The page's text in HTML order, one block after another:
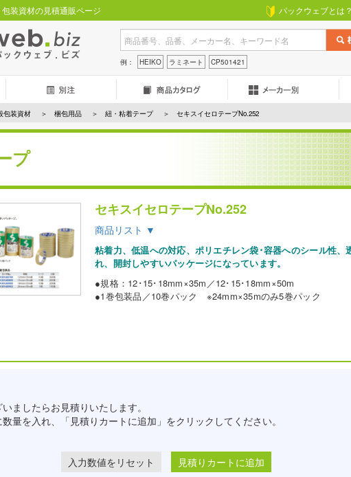
装資材の見積通販ページ パックウェブとは
例： HEIKO ラミネート CP501421
包装資材 梱包用品 紐・粘着テープ セキスイセロテープNo.252
プ
セキスイセロテープNo.252
商品リスト ▼
粘着力、低温への対応、ポリエチレン袋･容器へのシール性、
れ、開封しやすいパッケージになっています。
●規格：12･15･18mm×35m／12･15･18mm×50m
●1巻包装品／10巻パック ※24mm×35mのみ5巻パック
ましたらお見積りいたします。
量を入れ、「見積りカートに追加」をクリックしてください。
見積りカートに追加